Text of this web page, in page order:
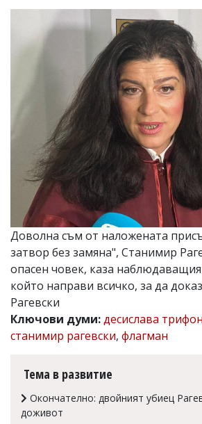
БИЗНЕС
v.vasilev@flagman.bg
Касабова,
k.kassabova@flagman.bg
Главен
редактор:
Колев,
email:
office@flagman.bg
Коментарите
статиите
се
въвеждат
читателите
редакцията
носи
отговорност
Доволна съм от наложената
затвор без замяна", Станимир
опасен човек, каза
който направи всичко, за да
Рагевски
Ключови думи:десислава
станимир рагевски, флагман
Тема в развитие
Окончателно: двойният убиец
доживот